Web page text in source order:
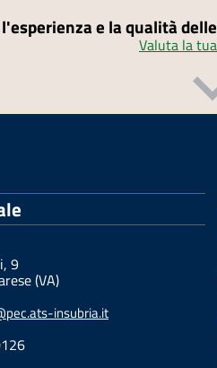
e la qualità
Valuta la
9
(VA)
insubria.it